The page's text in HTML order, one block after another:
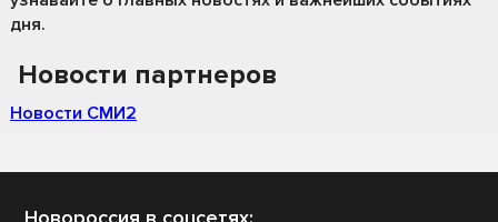
дня.
Новости партнеров
Новости СМИ2